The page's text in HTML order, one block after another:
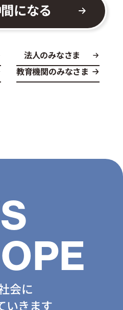
になる
法人のみなさま
教育機関のみなさま
会に
いきます